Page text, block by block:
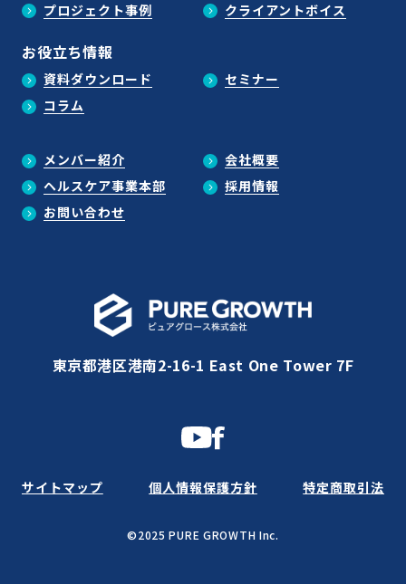
プロジェクト事例 クライアントボイス
お役立ち情報
資料ダウンロード
セミナー
コラム
メンバー紹介
会社概要
ヘルスケア事業本部
採用情報
お問い合わせ
東京都港区港南2-16-1 East One Tower 7F
©2025 PURE GROWTH Inc.
サイトマップ 個人情報保護方針 特定商取引法